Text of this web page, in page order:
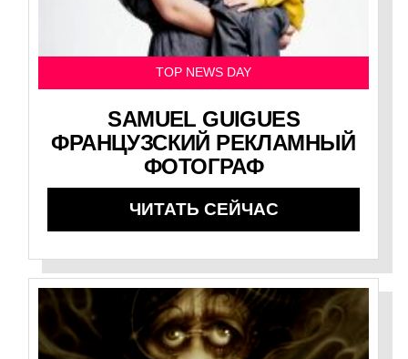
TOP NEWS DAY
SAMUEL GUIGUES
ФРАНЦУЗСКИЙ РЕКЛАМНЫЙ
ФОТОГРАФ
ЧИТАТЬ СЕЙЧАС